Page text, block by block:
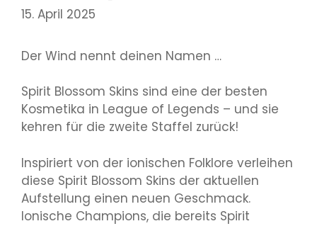
15. April 2025
Der Wind nennt deinen Namen …
Spirit Blossom Skins sind eine der besten
Kosmetika in League of Legends – und sie
kehren für die zweite Staffel zurück!
Inspiriert von der ionischen Folklore verleihen
diese Spirit Blossom Skins der aktuellen
Aufstellung einen neuen Geschmack.
Ionische Champions, die bereits Spirit